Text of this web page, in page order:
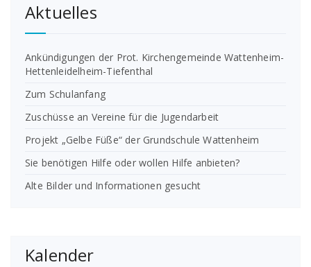
Aktuelles
Ankündigungen der Prot. Kirchengemeinde Wattenheim-
Hettenleidelheim-Tiefenthal
Zum Schulanfang
Zuschüsse an Vereine für die Jugendarbeit
Projekt „Gelbe Füße“ der Grundschule Wattenheim
Sie benötigen Hilfe oder wollen Hilfe anbieten?
Alte Bilder und Informationen gesucht
Kalender